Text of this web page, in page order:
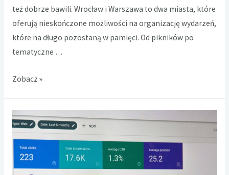
też dobrze bawili. Wrocław i Warszawa to dwa miasta, które
oferują nieskończone możliwości na organizację wydarzeń,
które na długo pozostaną w pamięci. Od pikników po
tematyczne …
Organizacja
Zobacz »